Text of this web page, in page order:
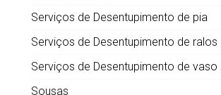
Serviços de Desentupimento de pia
Serviços de Desentupimento de ralos
Serviços de Desentupimento de vaso
Sousas